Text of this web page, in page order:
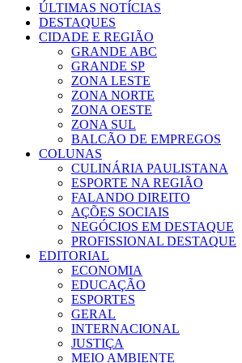
ÚLTIMAS NOTÍCIAS
DESTAQUES
CIDADE E REGIÃO
GRANDE ABC
GRANDE SP
ZONA LESTE
ZONA NORTE
ZONA OESTE
ZONA SUL
BALCÃO DE EMPREGOS
COLUNAS
CULINÁRIA PAULISTANA
ESPORTE NA REGIÃO
FALANDO DIREITO
AÇÕES SOCIAIS
NEGÓCIOS EM DESTAQUE
PROFISSIONAL DESTAQUE
EDITORIAL
ECONOMIA
EDUCAÇÃO
ESPORTES
GERAL
INTERNACIONAL
JUSTIÇA
MEIO AMBIENTE